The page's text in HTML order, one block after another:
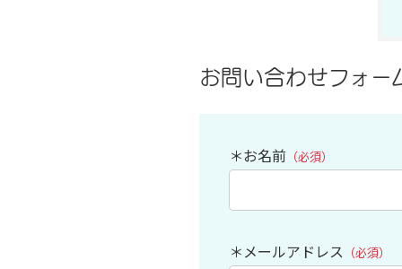
お問い合わせフォー
＊お名前 （必須）
＊メールアドレス （必須）